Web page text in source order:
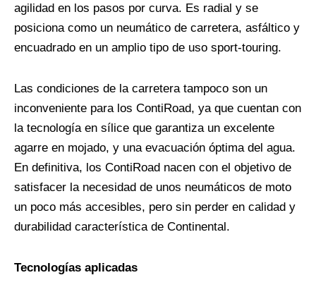
agilidad en los pasos por curva. Es radial y se
posiciona como un neumático de carretera, asfáltico y
encuadrado en un amplio tipo de uso sport-touring.
Las condiciones de la carretera tampoco son un
inconveniente para los ContiRoad, ya que cuentan con
la tecnología en sílice que garantiza un excelente
agarre en mojado, y una evacuación óptima del agua.
En definitiva, los ContiRoad nacen con el objetivo de
satisfacer la necesidad de unos neumáticos de moto
un poco más accesibles, pero sin perder en calidad y
durabilidad característica de Continental.
Tecnologías aplicadas